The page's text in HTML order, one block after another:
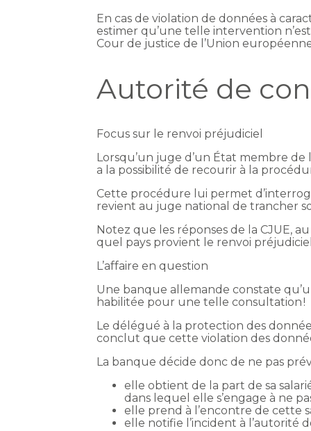
En cas de violation de données à
estimer qu’une telle intervention
Cour de justice de l’Union
Autorité de
Focus sur le renvoi préjudiciel
Lorsqu’un juge d’un État membre de
a la possibilité de recourir à la
Cette procédure lui permet
revient au juge national de trancher
Notez que les réponses de la CJUE,
quel pays provient le renvoi
L’affaire en question
Une banque allemande constate
habilitée pour une telle consultation !
Le délégué à la protection des
conclut que cette violation des
La banque décide donc de ne pas
elle obtient de la part de sa
dans lequel elle s’engage à ne
elle prend à l’encontre de cette
elle notifie l’incident à l’autorité